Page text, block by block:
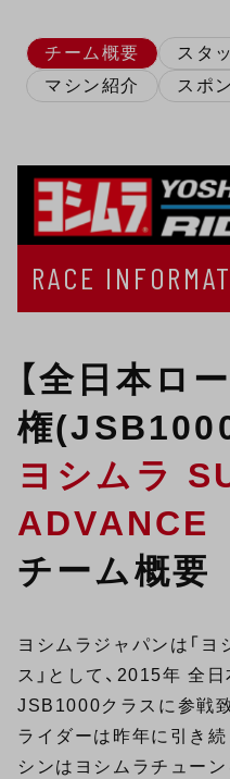
チーム概要
スタ
マシン紹介
スポ
RACE
【全日本ロ
権
ヨシムラ
ADVANCE
チーム概要
ヨシムラジャパンは「
ス」として、2015年 全
JSB1000クラスに参戦致
ライダーは昨年に引き
シンはヨシムラチュー